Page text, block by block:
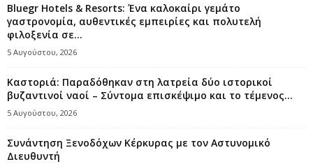
Bluegr Hotels & Resorts: Ένα καλοκαίρι γεμάτο
γαστρονομία, αυθεντικές εμπειρίες και πολυτελή
φιλοξενία σε...
5 Αυγούστου, 2026
Καστοριά: Παραδόθηκαν στη λατρεία δύο ιστορικοί
βυζαντινοί ναοί – Σύντομα επισκέψιμο και το τέμενος...
5 Αυγούστου, 2026
Συνάντηση Ξενοδόχων Κέρκυρας με τον Αστυνομικό
Διευθυντή